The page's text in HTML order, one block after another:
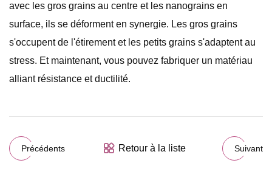
avec les gros grains au centre et les nanograins en
surface, ils se déforment en synergie. Les gros grains
s'occupent de l'étirement et les petits grains s'adaptent au
stress. Et maintenant, vous pouvez fabriquer un matériau
alliant résistance et ductilité.
Précédents Retour à la liste Suivant